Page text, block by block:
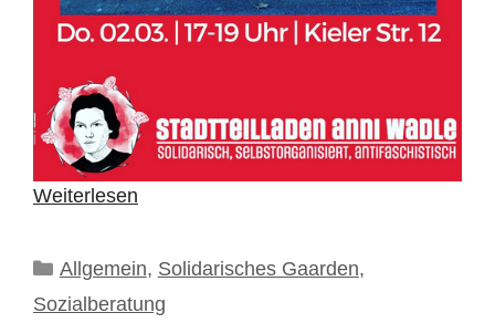
Weiterlesen
Kategorien
Allgemein, Solidarisches Gaarden,
Sozialberatung